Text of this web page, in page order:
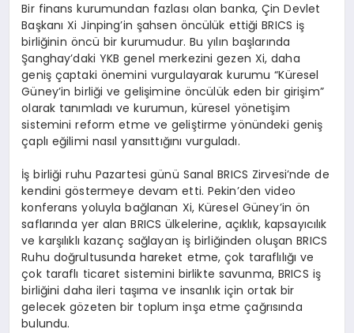
Bir finans kurumundan fazlası olan banka, Çin Devlet
Başkanı Xi Jinping’in şahsen öncülük ettiği BRICS iş
birliğinin öncü bir kurumudur. Bu yılın başlarında
Şanghay’daki YKB genel merkezini gezen Xi, daha
geniş çaptaki önemini vurgulayarak kurumu “Küresel
Güney’in birliği ve gelişimine öncülük eden bir girişim”
olarak tanımladı ve kurumun, küresel yönetişim
sistemini reform etme ve geliştirme yönündeki geniş
çaplı eğilimi nasıl yansıttığını vurguladı.
İş birliği ruhu Pazartesi günü Sanal BRICS Zirvesi’nde de
kendini göstermeye devam etti. Pekin’den video
konferans yoluyla bağlanan Xi, Küresel Güney’in ön
saflarında yer alan BRICS ülkelerine, açıklık, kapsayıcılık
ve karşılıklı kazanç sağlayan iş birliğinden oluşan BRICS
Ruhu doğrultusunda hareket etme, çok taraflılığı ve
çok taraflı ticaret sistemini birlikte savunma, BRICS iş
birliğini daha ileri taşıma ve insanlık için ortak bir
gelecek gözeten bir toplum inşa etme çağrısında
bulundu.